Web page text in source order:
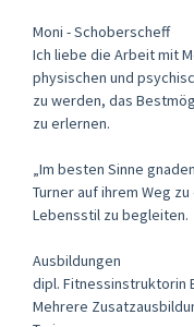
Moni - Schoberscheff
Ich liebe die Arbeit mit
physischen und
zu werden, das
zu erlernen.
„Im besten Sinne
Turner auf ihrem Weg
Lebensstil zu begleiten.
Ausbildungen
dipl. Fitnessinstruktorin
Mehrere